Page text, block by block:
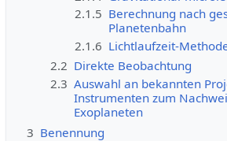
2.1.5 Berechnung nach
Planetenbahn
2.1.6 Lichtlaufzeit-
2.2 Direkte Beobachtung
2.3 Auswahl an bekannten
Instrumenten zum
Exoplaneten
3 Benennung